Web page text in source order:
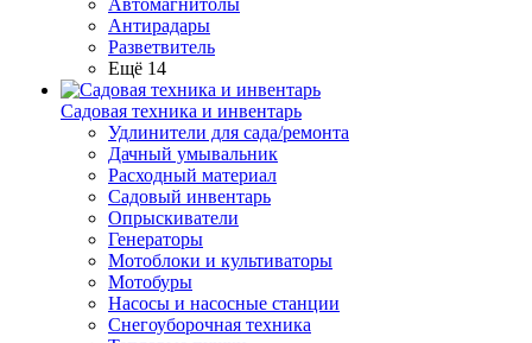
Автомагнитолы
Антирадары
Разветвитель
Ещё 14
Садовая техника и инвентарь
Удлинители для сада/ремонта
Дачный умывальник
Расходный материал
Садовый инвентарь
Опрыскиватели
Генераторы
Мотоблоки и культиваторы
Мотобуры
Насосы и насосные станции
Снегоуборочная техника